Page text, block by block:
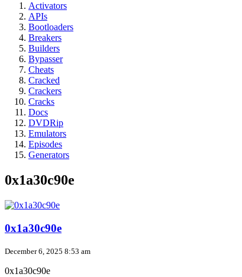
Activators
APIs
Bootloaders
Breakers
Builders
Bypasser
Cheats
Cracked
Crackers
Cracks
Docs
DVDRip
Emulators
Episodes
Generators
0x1a30c90e
0x1a30c90e
December 6, 2025 8:53 am
0x1a30c90e